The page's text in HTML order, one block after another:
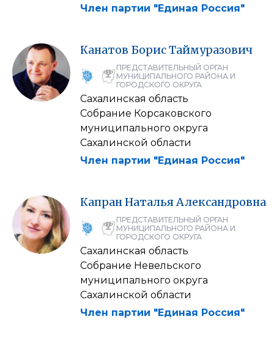
Член партии "Единая Россия"
Канатов БорисТаймуразович
ПРЕДСТАВИТЕЛЬНЫЙ ОРГАН
МУНИЦИПАЛЬНОГО РАЙОНА И
ГОРОДСКОГО ОКРУГА
Сахалинская область
Собрание Корсаковского
муниципального округа
Сахалинской области
Член партии "Единая Россия"
КапранНаталья Александровна
ПРЕДСТАВИТЕЛЬНЫЙ ОРГАН
МУНИЦИПАЛЬНОГО РАЙОНА И
ГОРОДСКОГО ОКРУГА
Сахалинская область
Собрание Невельского
муниципального округа
Сахалинской области
Член партии "Единая Россия"